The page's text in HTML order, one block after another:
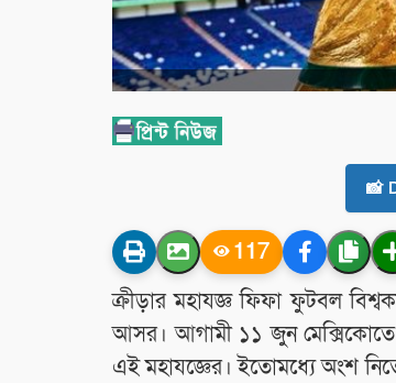
📸
117
ক্রীড়ার মহাযজ্ঞ ফিফা ফুটবল
আসর। আগামী ১১ জুন মেক্সিকোতে
এই মহাযজ্ঞের। ইতোমধ্যে অংশ